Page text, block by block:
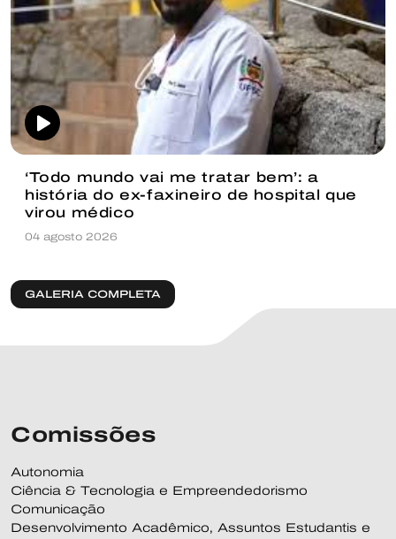
‘Todo mundo vai me tratar bem’: a
história do ex-faxineiro de hospital que
virou médico
04 agosto 2026
GALERIA COMPLETA
Comissões
Autonomia
Ciência & Tecnologia e Empreendedorismo
Comunicação
Desenvolvimento Acadêmico, Assuntos Estudantis e